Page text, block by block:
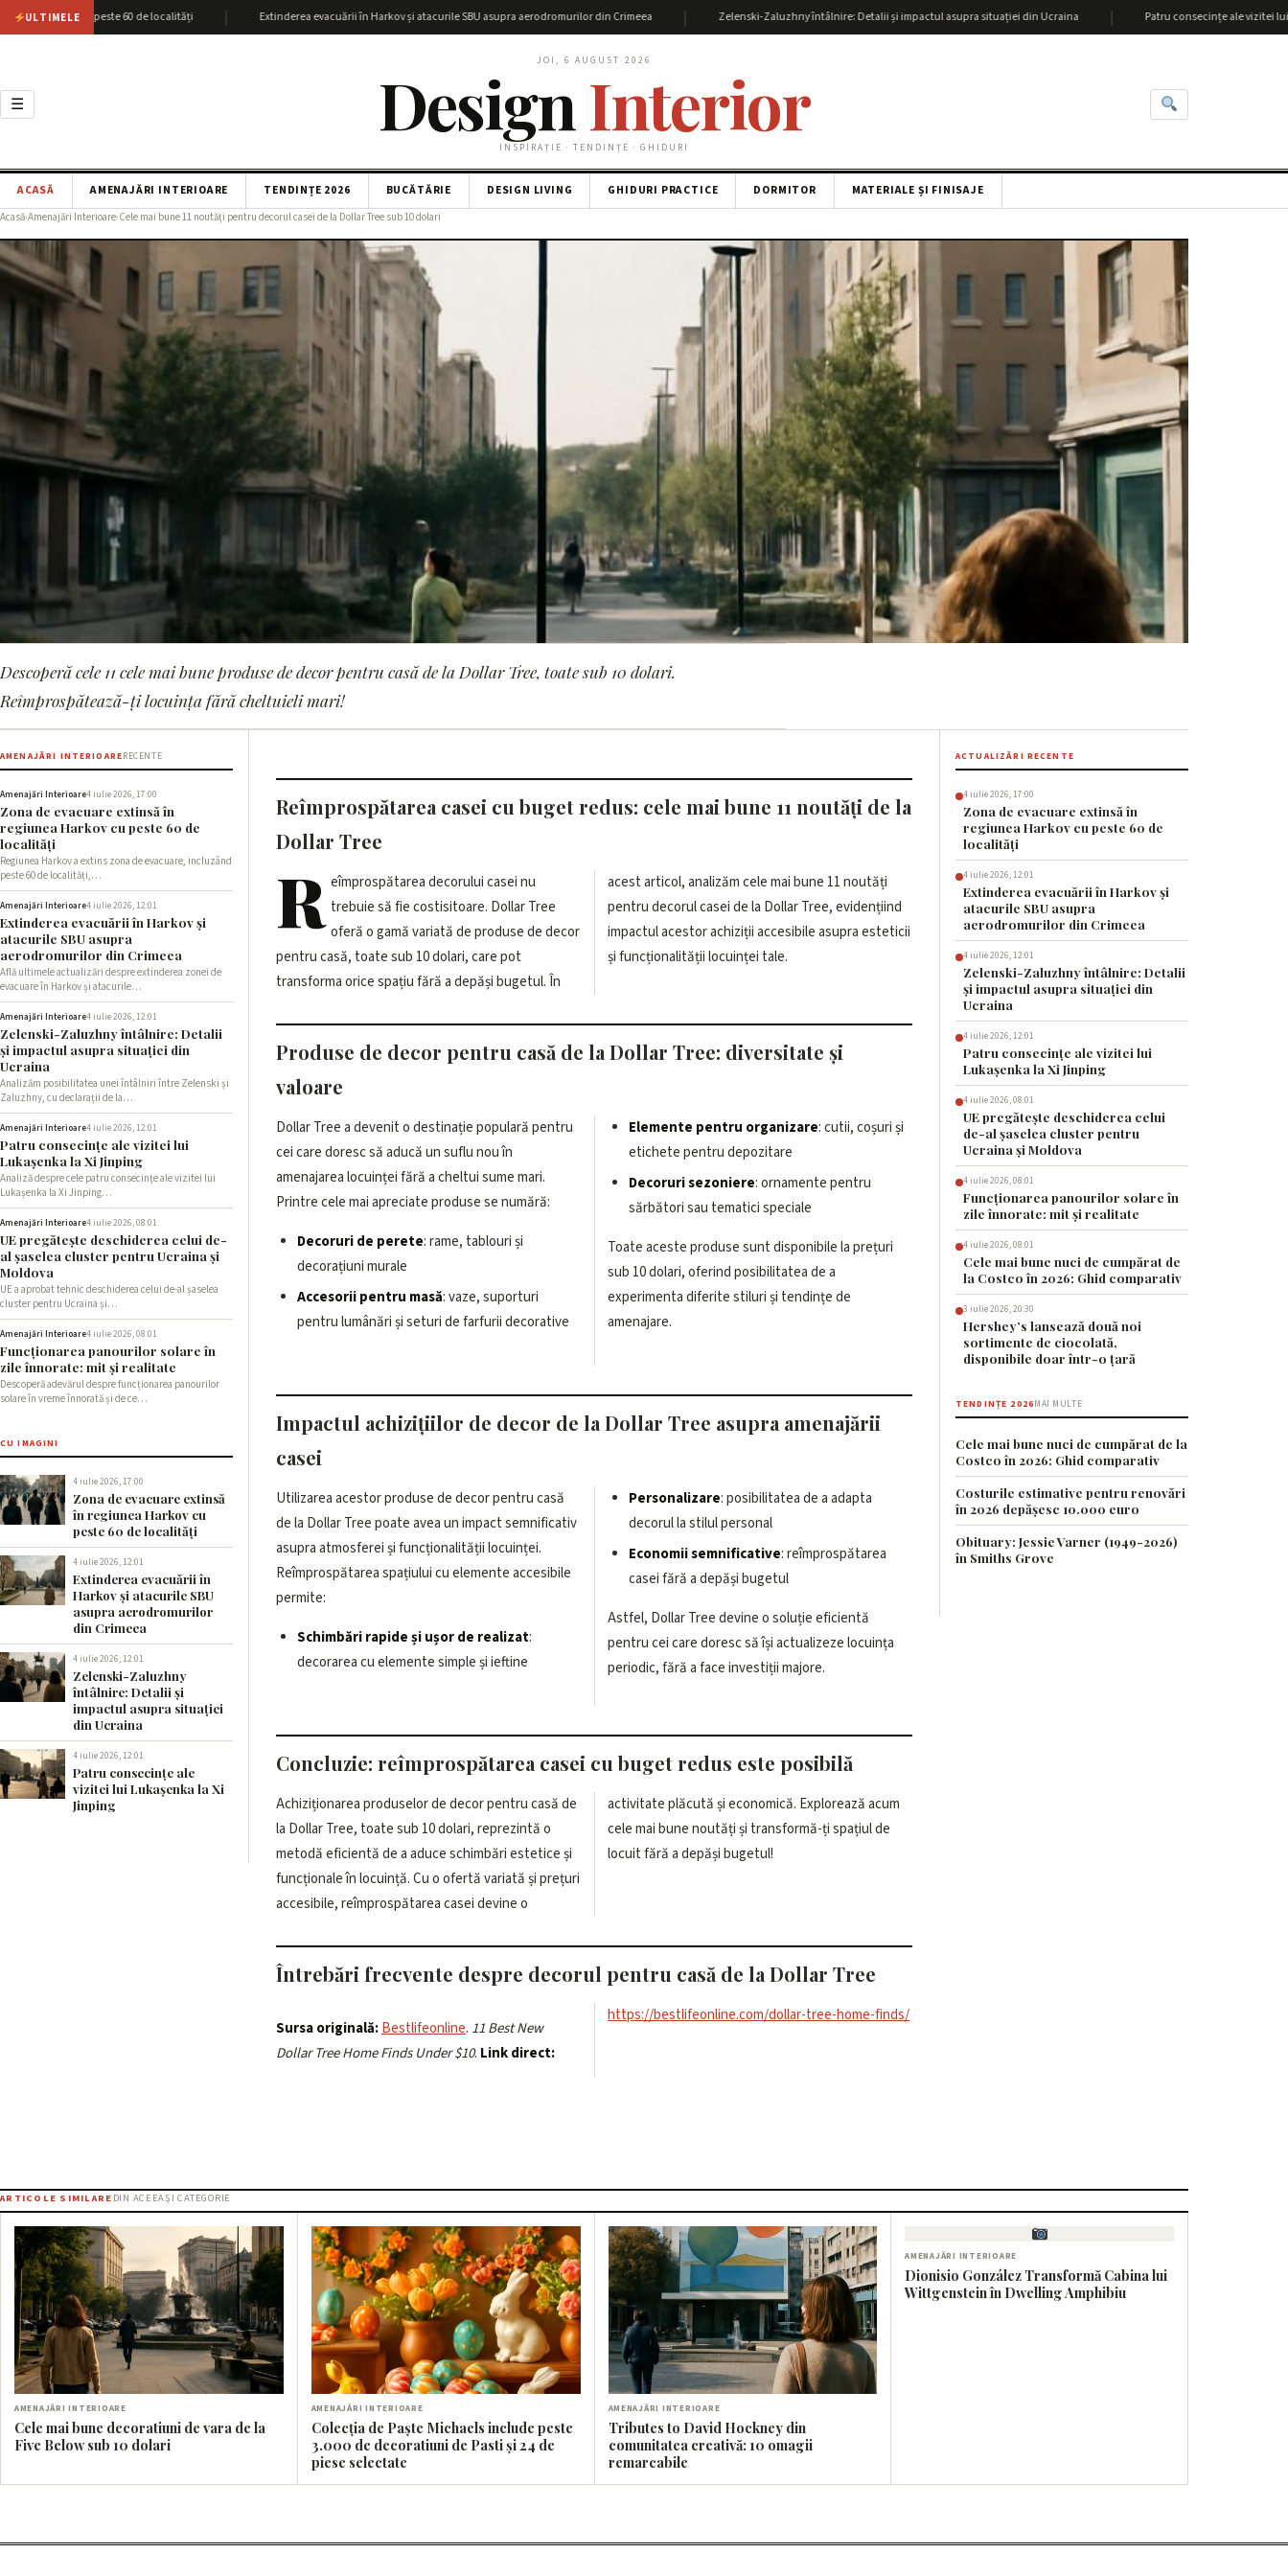
ULTIMELE
cu peste 60 de localități | Extinderea evacuării în Harkov și atacurile SBU asupra aerodromurilor din Crimeea | Zelenski-Zaluzhny întâlnire: Detalii și impactul asupra situației din Ucraina | Patru consecințe ale vizitei lui
☰
JOI, 6 AUGUST 2026
DesignInterior
INSPIRAȚIE · TENDINȚE · GHIDURI
ACASĂ AMENAJĂRI INTERIOARE TENDINȚE 2026 BUCĂTĂRIE DESIGN LIVING GHIDURI PRACTICE DORMITOR MATERIALE ȘI FINISAJE
Acasă›Amenajări Interioare›Cele mai bune 11 noutăți pentru decorul casei de la Dollar Tree sub 10 dolari
AMENAJĂRI INTERIOARE
Cele mai bune 11 noutăți pentru decorul casei de la Dollar
Tree sub 10 dolari
8 iunie 2026, 08:01 · 3 min citire
Descoperă cele 11 cele mai bune produse de decor pentru casă de la Dollar Tree, toate sub 10 dolari.
Reîmprospătează-ți locuința fără cheltuieli mari!
AMENAJĂRI INTERIOARERECENTE
Amenajări Interioare4 iulie 2026, 17:00
Zona de evacuare extinsă în
regiunea Harkov cu peste 60 de
localități
Regiunea Harkov a extins zona de evacuare, incluzând
peste 60 de localități,…
Amenajări Interioare4 iulie 2026, 12:01
Extinderea evacuării în Harkov și
atacurile SBU asupra
aerodromurilor din Crimeea
Află ultimele actualizări despre extinderea zonei de
evacuare în Harkov și atacurile…
Amenajări Interioare4 iulie 2026, 12:01
Zelenski-Zaluzhny întâlnire: Detalii
și impactul asupra situației din
Ucraina
Analizăm posibilitatea unei întâlniri între Zelenski și
Zaluzhny, cu declarații de la…
Amenajări Interioare4 iulie 2026, 12:01
Patru consecințe ale vizitei lui
Lukașenka la Xi Jinping
Analiză despre cele patru consecințe ale vizitei lui
Lukașenka la Xi Jinping…
Amenajări Interioare4 iulie 2026, 08:01
UE pregătește deschiderea celui de-
al șaselea cluster pentru Ucraina și
Moldova
UE a aprobat tehnic deschiderea celui de-al șaselea
cluster pentru Ucraina și…
Amenajări Interioare4 iulie 2026, 08:01
Funcționarea panourilor solare în
zile înnorate: mit și realitate
Descoperă adevărul despre funcționarea panourilor
solare în vreme înnorată și de ce…
CU IMAGINI
4 iulie 2026, 17:00
Zona de evacuare extinsă
în regiunea Harkov cu
peste 60 de localități
4 iulie 2026, 12:01
Extinderea evacuării în
Harkov și atacurile SBU
asupra aerodromurilor
din Crimeea
4 iulie 2026, 12:01
Zelenski-Zaluzhny
întâlnire: Detalii și
impactul asupra situației
din Ucraina
4 iulie 2026, 12:01
Patru consecințe ale
vizitei lui Lukașenka la Xi
Jinping
Reîmprospătarea casei cu buget redus: cele mai bune 11 noutăți de la
Dollar Tree
R eîmprospătarea decorului casei nu
trebuie să fie costisitoare. Dollar Tree
oferă o gamă variată de produse de decor
pentru casă, toate sub 10 dolari, care pot
transforma orice spațiu fără a depăși bugetul. În
acest articol, analizăm cele mai bune 11 noutăți
pentru decorul casei de la Dollar Tree, evidențiind
impactul acestor achiziții accesibile asupra esteticii
și funcționalității locuinței tale.
Produse de decor pentru casă de la Dollar Tree: diversitate și
valoare
Dollar Tree a devenit o destinație populară pentru
cei care doresc să aducă un suflu nou în
amenajarea locuinței fără a cheltui sume mari.
Printre cele mai apreciate produse se numără:
Decoruri de perete: rame, tablouri și
decorațiuni murale
Accesorii pentru masă: vaze, suporturi
pentru lumânări și seturi de farfurii decorative
Elemente pentru organizare: cutii, coșuri și
etichete pentru depozitare
Decoruri sezoniere: ornamente pentru
sărbători sau tematici speciale
Toate aceste produse sunt disponibile la prețuri
sub 10 dolari, oferind posibilitatea de a
experimenta diferite stiluri și tendințe de
amenajare.
Impactul achizițiilor de decor de la Dollar Tree asupra amenajării
casei
Utilizarea acestor produse de decor pentru casă
de la Dollar Tree poate avea un impact semnificativ
asupra atmosferei și funcționalității locuinței.
Reîmprospătarea spațiului cu elemente accesibile
permite:
Schimbări rapide și ușor de realizat:
decorarea cu elemente simple și ieftine
Personalizare: posibilitatea de a adapta
decorul la stilul personal
Economii semnificative: reîmprospătarea
casei fără a depăși bugetul
Astfel, Dollar Tree devine o soluție eficientă
pentru cei care doresc să își actualizeze locuința
periodic, fără a face investiții majore.
Concluzie: reîmprospătarea casei cu buget redus este posibilă
Achiziționarea produselor de decor pentru casă de
la Dollar Tree, toate sub 10 dolari, reprezintă o
metodă eficientă de a aduce schimbări estetice și
funcționale în locuință. Cu o ofertă variată și prețuri
accesibile, reîmprospătarea casei devine o
activitate plăcută și economică. Explorează acum
cele mai bune noutăți și transformă-ți spațiul de
locuit fără a depăși bugetul!
Întrebări frecvente despre decorul pentru casă de la Dollar Tree
Sursa originală:Bestlifeonline. 11 Best New
Dollar Tree Home Finds Under $10. Link direct:
https://bestlifeonline.com/dollar-tree-home-finds/
ACTUALIZĂRI RECENTE
4 iulie 2026, 17:00
Zona de evacuare extinsă în
regiunea Harkov cu peste 60 de
localități
4 iulie 2026, 12:01
Extinderea evacuării în Harkov și
atacurile SBU asupra
aerodromurilor din Crimeea
4 iulie 2026, 12:01
Zelenski-Zaluzhny întâlnire: Detalii
și impactul asupra situației din
Ucraina
4 iulie 2026, 12:01
Patru consecințe ale vizitei lui
Lukașenka la Xi Jinping
4 iulie 2026, 08:01
UE pregătește deschiderea celui
de-al șaselea cluster pentru
Ucraina și Moldova
4 iulie 2026, 08:01
Funcționarea panourilor solare în
zile înnorate: mit și realitate
4 iulie 2026, 08:01
Cele mai bune nuci de cumpărat de
la Costco în 2026: Ghid comparativ
3 iulie 2026, 20:30
Hershey’s lansează două noi
sortimente de ciocolată,
disponibile doar într-o țară
TENDINȚE 2026MAI MULTE
Cele mai bune nuci de cumpărat de la
Costco în 2026: Ghid comparativ
Costurile estimative pentru renovări
în 2026 depășesc 10.000 euro
Obituary: Jessie Varner (1949-2026)
în Smiths Grove
ARTICOLE SIMILARE DIN ACEEAȘI CATEGORIE
AMENAJĂRI INTERIOARE
Cele mai bune decoratiuni de vara de la
Five Below sub 10 dolari
AMENAJĂRI INTERIOARE
Colecția de Paște Michaels include peste
3.000 de decoratiuni de Pasti și 24 de
piese selectate
AMENAJĂRI INTERIOARE
Tributes to David Hockney din
comunitatea creativă: 10 omagii
remarcabile
AMENAJĂRI INTERIOARE
Dionisio González Transformă Cabina lui
Wittgenstein în Dwelling Amphibiu